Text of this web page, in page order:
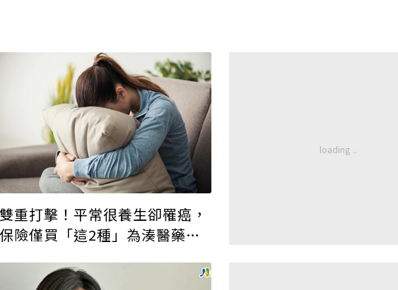
雙重打擊！平常很養生卻罹癌，
保險僅買「這2種」為湊醫藥費